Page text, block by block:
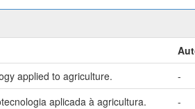
applied to agriculture.
-
aplicada à agricultura.
-